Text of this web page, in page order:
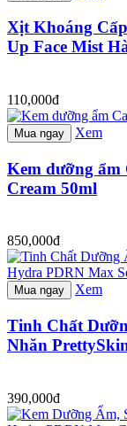
Xịt Khoáng
Up Face Mist
110,000đ
Mua ngay Xem
Kem dưỡng ẩm
Cream 50ml
850,000đ
Mua ngay Xem
Tinh Chất
Nhăn
390,000đ